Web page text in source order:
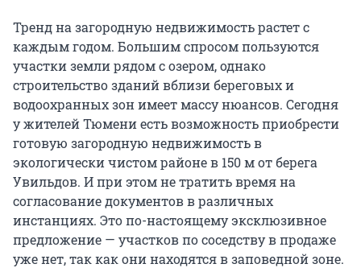
Тренд на загородную недвижимость растет с
каждым годом. Большим спросом пользуются
участки земли рядом с озером, однако
строительство зданий вблизи береговых и
водоохранных зон имеет массу нюансов. Сегодня
у жителей Тюмени есть возможность приобрести
готовую загородную недвижимость в
экологически чистом районе в 150 м от берега
Увильдов. И при этом не тратить время на
согласование документов в различных
инстанциях. Это по-настоящему эксклюзивное
предложение — участков по соседству в продаже
уже нет, так как они находятся в заповедной зоне.